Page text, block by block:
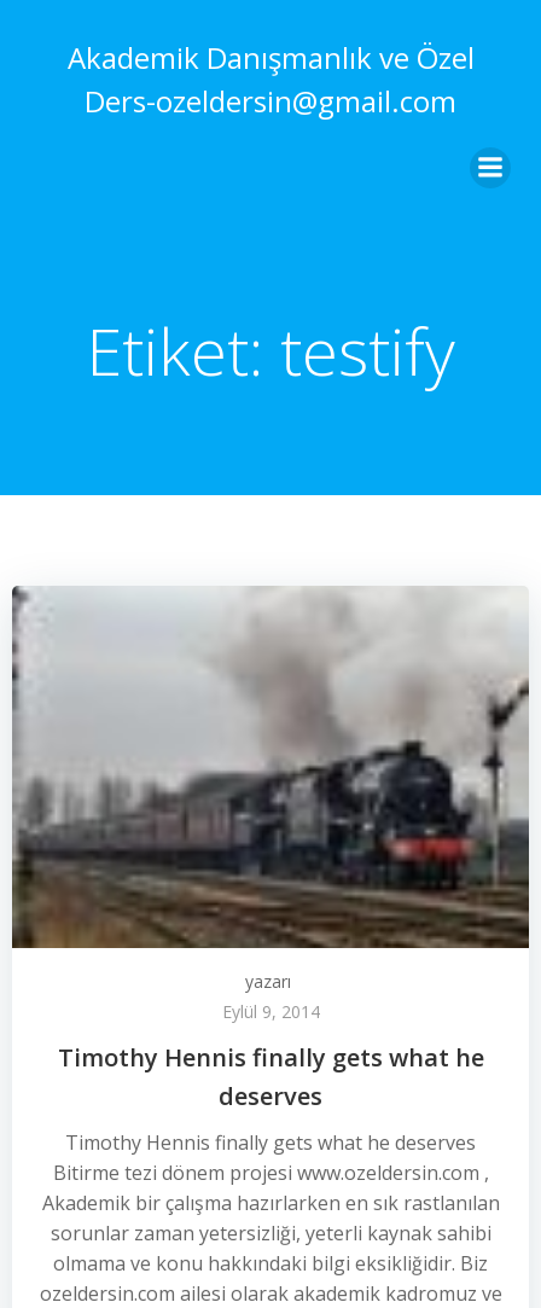
Akademik Danışmanlık ve Özel
Ders-ozeldersin@gmail.com
Etiket: testify
yazarı
Eylül 9, 2014
Timothy Hennis finally gets what he
deserves
Timothy Hennis finally gets what he deserves
Bitirme tezi dönem projesi www.ozeldersin.com ,
Akademik bir çalışma hazırlarken en sık rastlanılan
sorunlar zaman yetersizliği, yeterli kaynak sahibi
olmama ve konu hakkındaki bilgi eksikliğidir. Biz
ozeldersin.com ailesi olarak akademik kadromuz ve